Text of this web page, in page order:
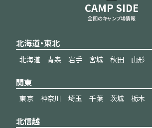
CAMP SIDE
全国のキャンプ場情報
北海道・東北
北海道 青森 岩手 宮城 秋田 山形
関東
東京 神奈川 埼玉 千葉 茨城 栃木
北信越